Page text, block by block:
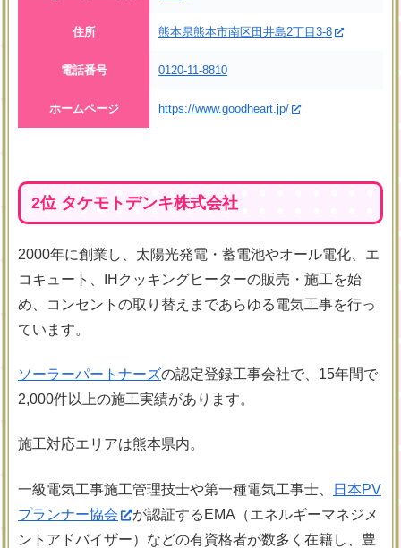
住所 熊本県熊本市南区田井島2丁目3-8
電話番号 0120-11-8810
ホームページ https://www.goodheart.jp/
2位 タケモトデンキ株式会社
2000年に創業し、太陽光発電・蓄電池やオール電化、エ
コキュート、IHクッキングヒーターの販売・施工を始
め、コンセントの取り替えまであらゆる電気工事を行っ
ています。
ソーラーパートナーズの認定登録工事会社で、15年間で
2,000件以上の施工実績があります。
施工対応エリアは熊本県内。
一級電気工事施工管理技士や第一種電気工事士、
日本PV
プランナー協会
が認証するEMA（エネルギーマネジメ
ントアドバイザー）などの有資格者が数多く在籍し、豊